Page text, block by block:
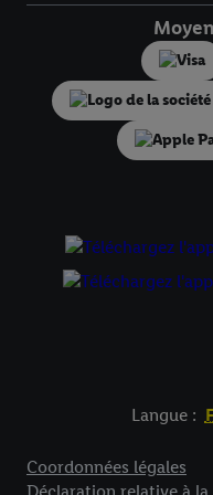
Langue :
Coordonnées légales
droit de révoquer votre
pour l’avenir dans notre
Vous trouverez